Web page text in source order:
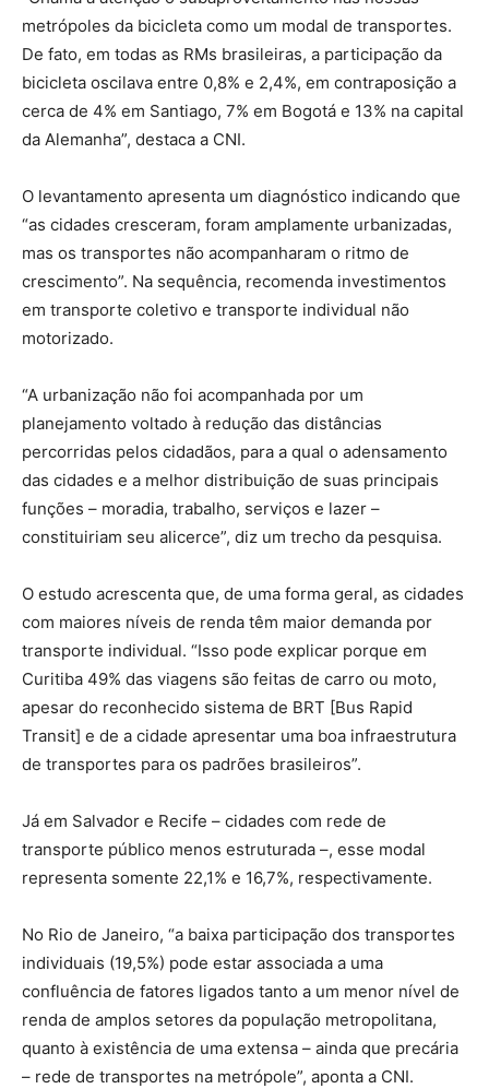
metrópoles da bicicleta como um modal de transportes.
De fato, em todas as RMs brasileiras, a participação da
bicicleta oscilava entre 0,8% e 2,4%, em contraposição a
cerca de 4% em Santiago, 7% em Bogotá e 13% na capital
da Alemanha”, destaca a CNI.
O levantamento apresenta um diagnóstico indicando que
“as cidades cresceram, foram amplamente urbanizadas,
mas os transportes não acompanharam o ritmo de
crescimento”. Na sequência, recomenda investimentos
em transporte coletivo e transporte individual não
motorizado.
“A urbanização não foi acompanhada por um
planejamento voltado à redução das distâncias
percorridas pelos cidadãos, para a qual o adensamento
das cidades e a melhor distribuição de suas principais
funções – moradia, trabalho, serviços e lazer –
constituiriam seu alicerce”, diz um trecho da pesquisa.
O estudo acrescenta que, de uma forma geral, as cidades
com maiores níveis de renda têm maior demanda por
transporte individual. “Isso pode explicar porque em
Curitiba 49% das viagens são feitas de carro ou moto,
apesar do reconhecido sistema de BRT [Bus Rapid
Transit] e de a cidade apresentar uma boa infraestrutura
de transportes para os padrões brasileiros”.
Já em Salvador e Recife – cidades com rede de
transporte público menos estruturada –, esse modal
representa somente 22,1% e 16,7%, respectivamente.
No Rio de Janeiro, “a baixa participação dos transportes
individuais (19,5%) pode estar associada a uma
confluência de fatores ligados tanto a um menor nível de
renda de amplos setores da população metropolitana,
quanto à existência de uma extensa – ainda que precária
– rede de transportes na metrópole”, aponta a CNI.